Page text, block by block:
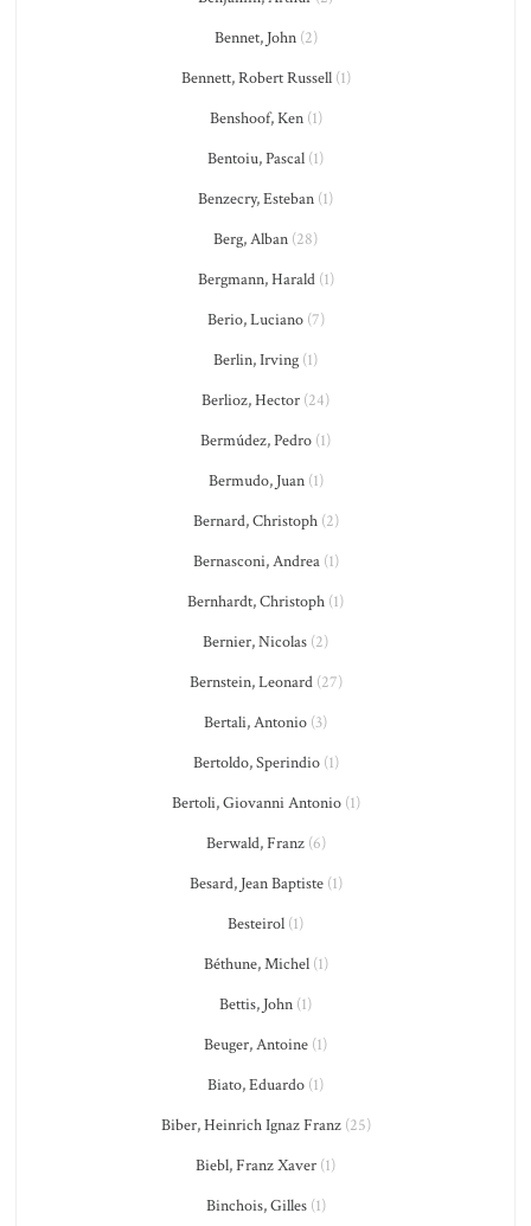
Bennet, John(2)
Bennett, Robert Russell(1)
Benshoof, Ken(1)
Bentoiu, Pascal (1)
Benzecry, Esteban (1)
Berg, Alban (28)
Bergmann, Harald(1)
Berio, Luciano(7)
Berlin, Irving (1)
Berlioz, Hector (24)
Bermúdez, Pedro (1)
Bermudo, Juan(1)
Bernard, Christoph(2)
Bernasconi, Andrea(1)
Bernhardt, Christoph (1)
Bernier, Nicolas (2)
Bernstein, Leonard(27)
Bertali, Antonio (3)
Bertoldo, Sperindio(1)
Bertoli, Giovanni Antonio(1)
Berwald, Franz(6)
Besard, Jean Baptiste(1)
Besteirol (1)
Béthune, Michel(1)
Bettis, John (1)
Beuger, Antoine (1)
Biato, Eduardo (1)
Biber, Heinrich Ignaz Franz(25)
Biebl, Franz Xaver (1)
Binchois, Gilles(1)